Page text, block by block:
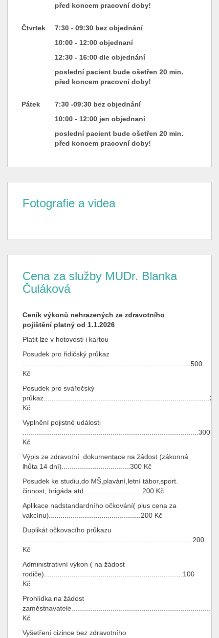
před koncem pracovní doby!
Čtvrtek
7:30 - 09:30 bez objednání
10:00 - 12:00 objednaní
12:30 - 16:00 dle objednání
poslední pacient bude ošetřen 20 min.
před koncem pracovní doby!
Pátek
7:30 -09:30 bez objednání
10:00 - 12:00 jen objednaní
poslední pacient bude ošetřen 20 min.
před koncem pracovní doby!
Fotografie a videa
Cena za služby MUDr. Blanka
Čuláková
Ceník výkonů nehrazených ze zdravotního
pojištění platný od 1.1.2026
Platit lze v hotovosti i kartou
Posudek pro řidičský průkaz
......................................................................................500
Kč
Posudek pro svářečský
Kč
Vyplnění pojistné události
..........................................................................................300
Kč
Výpis ze zdravotní dokumentace na žádost (zákonná
lhůta 14 dní)...................................300 Kč
Posudek ke studiu,do MŠ,plavání,letní tábor,sport.
činnost, brigáda atd..............................200 Kč
Aplikace nadstandardního očkování( plus cena za
vakcínu)...............................................200 Kč
Duplikát očkovacího průkazu
.......................................................................................200
Kč
Administrativní výkon ( na žádost
rodiče).......................................................................100
Kč
Prohlídka na žádost
Kč
Vyšetření cizince bez zdravotního